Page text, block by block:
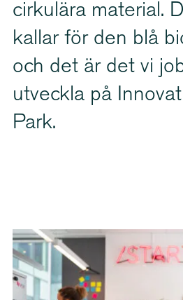
cirkulära material.
kallar för den blå
och det är det vi
utveckla på
Park.